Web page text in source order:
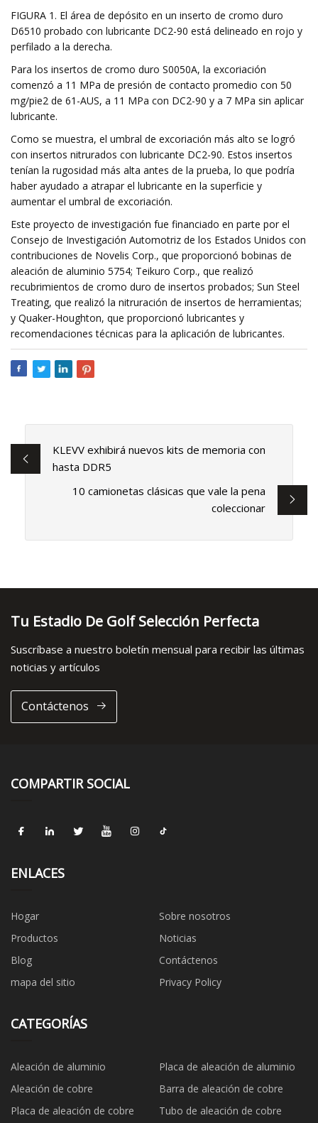
FIGURA 1. El área de depósito en un inserto de cromo duro
D6510 probado con lubricante DC2-90 está delineado en rojo y
perfilado a la derecha.
Para los insertos de cromo duro S0050A, la excoriación
comenzó a 11 MPa de presión de contacto promedio con 50
mg/pie2 de 61-AUS, a 11 MPa con DC2-90 y a 7 MPa sin aplicar
lubricante.
Como se muestra, el umbral de excoriación más alto se logró
con insertos nitrurados con lubricante DC2-90. Estos insertos
tenían la rugosidad más alta antes de la prueba, lo que podría
haber ayudado a atrapar el lubricante en la superficie y
aumentar el umbral de excoriación.
Este proyecto de investigación fue financiado en parte por el
Consejo de Investigación Automotriz de los Estados Unidos con
contribuciones de Novelis Corp., que proporcionó bobinas de
aleación de aluminio 5754; Teikuro Corp., que realizó
recubrimientos de cromo duro de insertos probados; Sun Steel
Treating, que realizó la nitruración de insertos de herramientas;
y Quaker-Houghton, que proporcionó lubricantes y
recomendaciones técnicas para la aplicación de lubricantes.
KLEVV exhibirá nuevos kits de memoria con
hasta DDR5
10 camionetas clásicas que vale la pena
coleccionar
Tu Estadio De Golf Selección Perfecta
Suscríbase a nuestro boletín mensual para recibir las últimas
noticias y artículos
Contáctenos
COMPARTIR SOCIAL
ENLACES
Hogar
Sobre nosotros
Productos
Noticias
Blog
Contáctenos
mapa del sitio
Privacy Policy
CATEGORÍAS
Aleación de aluminio
Placa de aleación de aluminio
Aleación de cobre
Barra de aleación de cobre
Placa de aleación de cobre
Tubo de aleación de cobre